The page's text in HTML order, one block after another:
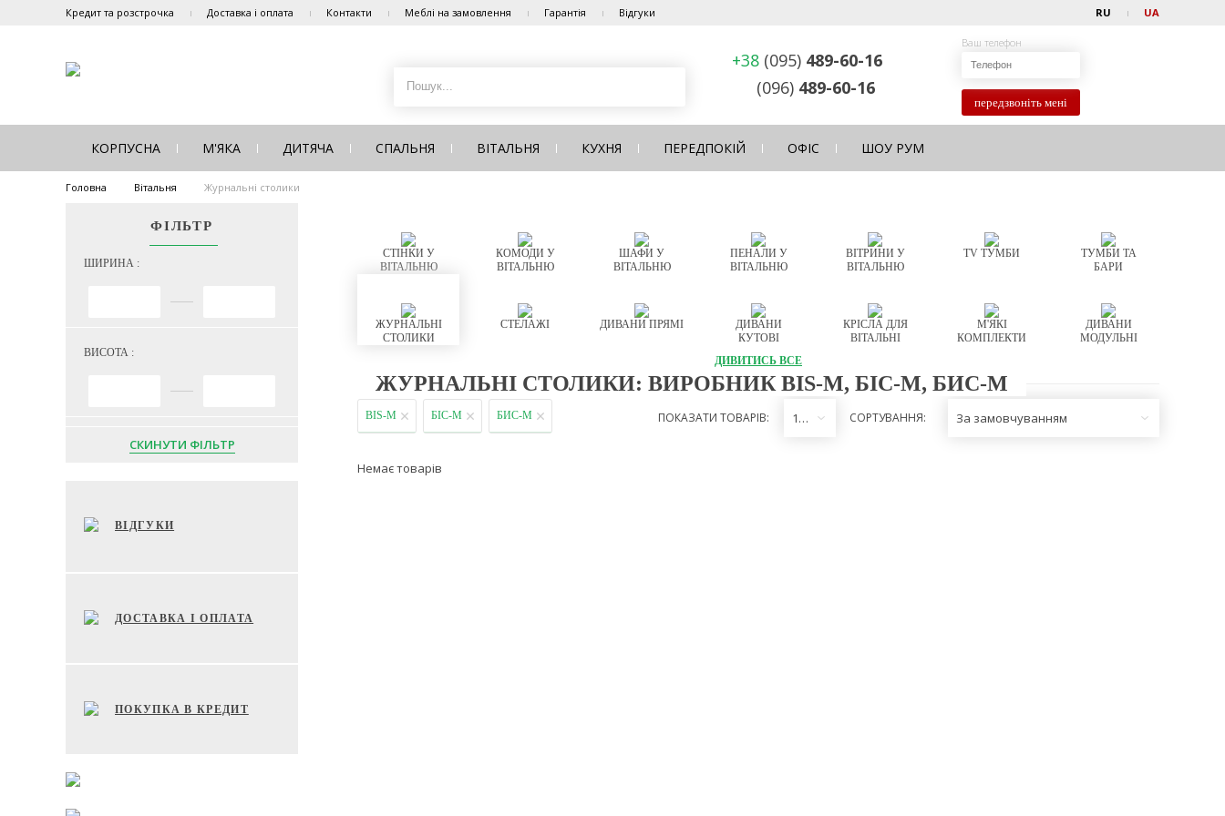
Кредит та розстрочка Доставка і оплата Контакти Меблі на замовлення Гарантія Відгуки RU UA
+38 (095) 489-60-16
(096) 489-60-16
Ваш телефон
передзвоніть мені
КОРПУСНА М'ЯКА ДИТЯЧА СПАЛЬНЯ ВІТАЛЬНЯ КУХНЯ ПЕРЕДПОКІЙ ОФІС ШОУ РУМ
Головна Вітальня Журнальні столики
ФІЛЬТР
ШИРИНА :
ВИСОТА :
СКИНУТИ ФІЛЬТР
ВІДГУКИ
ДОСТАВКА І ОПЛАТА
ПОКУПКА В КРЕДИТ
СТІНКИ У
ВІТАЛЬНЮ
КОМОДИ У
ВІТАЛЬНЮ
ШАФИ У
ВІТАЛЬНЮ
ПЕНАЛИ У
ВІТАЛЬНЮ
ВІТРИНИ У
ВІТАЛЬНЮ
TV ТУМБИ
ТУМБИ ТА
БАРИ
ЖУРНАЛЬНІ
СТОЛИКИ
СТЕЛАЖІ ДИВАНИ ПРЯМІ
ДИВАНИ
КУТОВІ
КРІСЛА ДЛЯ
ВІТАЛЬНІ
М'ЯКІ
КОМПЛЕКТИ
ДИВАНИ
МОДУЛЬНІ
ДИВИТИСЬ ВСЕ
ЖУРНАЛЬНІ СТОЛИКИ: ВИРОБНИК BIS-M, БІС-М, БИС-М
BIS-M БІС-М БИС-М ПОКАЗАТИ ТОВАРІВ: 12 СОРТУВАННЯ: За замовчуванням
Немає товарів